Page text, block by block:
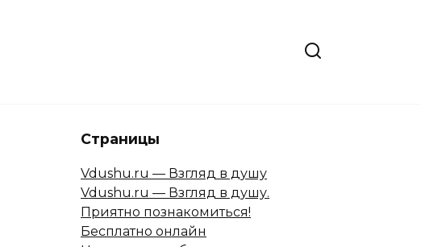
Страницы
Vdushu.ru — Взгляд в душу
Vdushu.ru — Взгляд в душу.
Приятно познакомиться!
Бесплатно онлайн